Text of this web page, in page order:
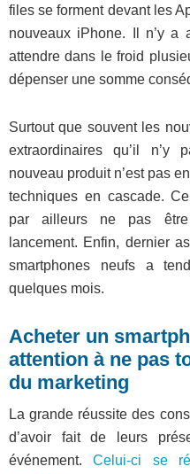
files se forment devant les
nouveaux iPhone. Il n’y a
attendre dans le froid
dépenser une somme
Surtout que souvent les
extraordinaires qu’il n’y
nouveau produit n’est pas
techniques en cascade.
par ailleurs ne pas
lancement. Enfin, dernier
smartphones neufs a
quelques mois.
Acheter un
attention à ne pas
du marketing
La grande réussite des
d’avoir fait de leurs
événement.Celui-ci se